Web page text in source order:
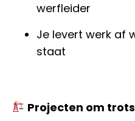
werfleider
Je levert werk af
staat
Projecten om